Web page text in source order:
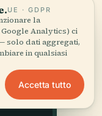
UE · GDPR
la
Analytics) ci
solo dati aggregati,
in qualsiasi
Accetta tutto